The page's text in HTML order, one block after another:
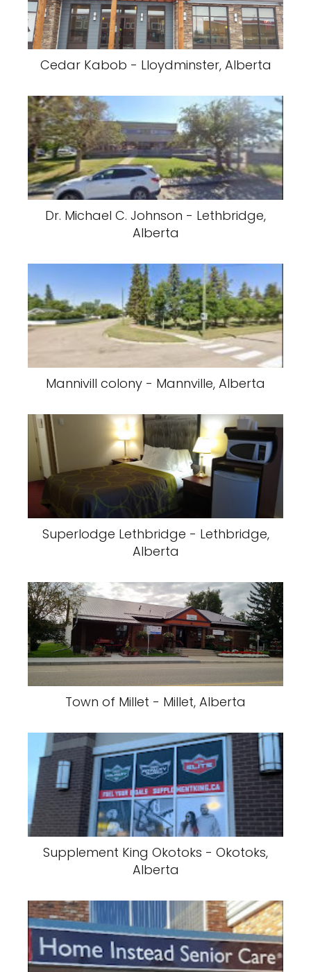
Cedar Kabob - Lloydminster, Alberta
Dr. Michael C. Johnson - Lethbridge,
Alberta
Mannivill colony - Mannville, Alberta
Superlodge Lethbridge - Lethbridge,
Alberta
Town of Millet - Millet, Alberta
Supplement King Okotoks - Okotoks,
Alberta